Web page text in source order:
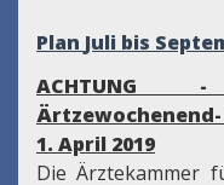
Plan Juli bis
ACHTUNG
1. April 2019
Die Ärztekammer